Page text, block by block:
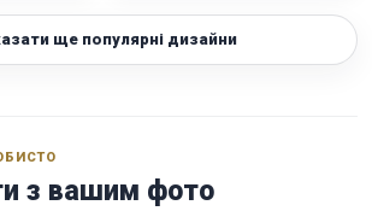
ще популярні дизайни
з вашим фото